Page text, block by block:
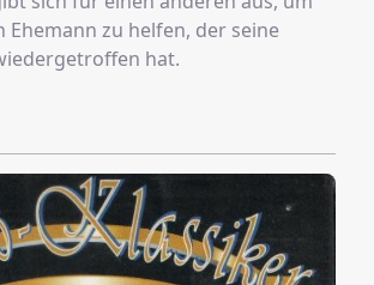
zu helfen, der seine
hat.